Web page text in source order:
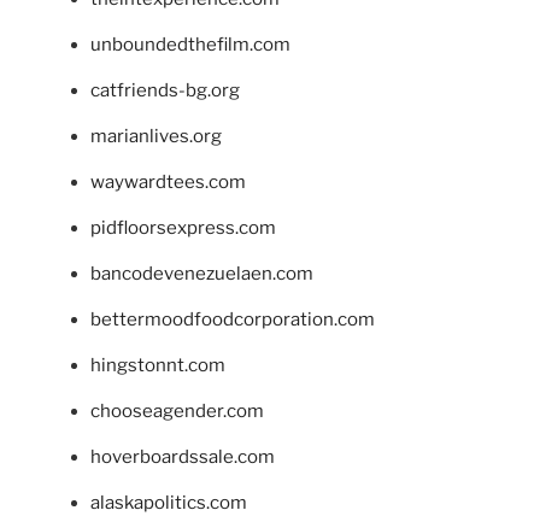
unboundedthefilm.com
catfriends-bg.org
marianlives.org
waywardtees.com
pidfloorsexpress.com
bancodevenezuelaen.com
bettermoodfoodcorporation.com
hingstonnt.com
chooseagender.com
hoverboardssale.com
alaskapolitics.com